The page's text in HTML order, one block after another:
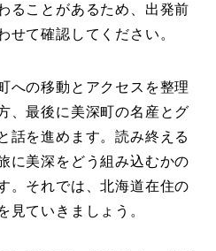
ることがあるため、出発前
せて確認してください。
への移動とアクセスを整理
、最後に美深町の名産とグ
話を進めます。読み終える
に美深をどう組み込むかの
。それでは、北海道在住の
見ていきましょう。